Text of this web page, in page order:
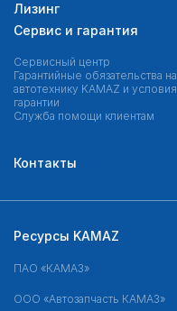
Лизинг
Сервис и гарантия
Сервисный центр
Гарантийные обязательства на
автотехнику KAMAZ и условия
гарантии
Служба помощи клиентам
Контакты
Ресурсы KAMAZ
ПАО «КАМАЗ»
ООО «Автозапчасть КАМАЗ»